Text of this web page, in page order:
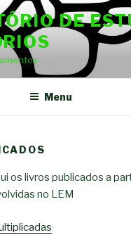
DE
Menu
os livros publicados a
no LEM